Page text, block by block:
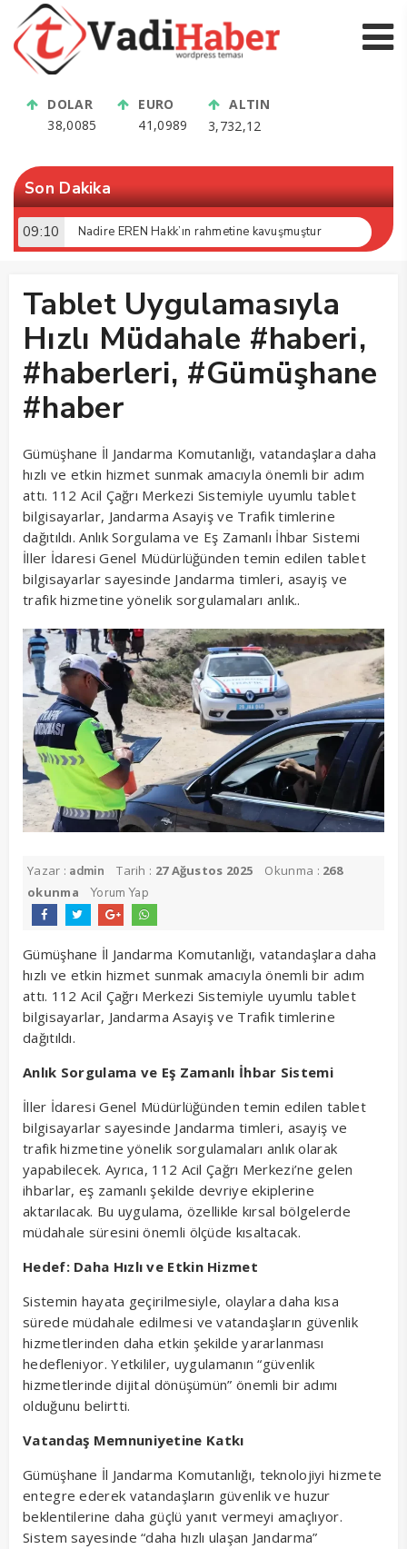
DOLAR
38,0085
EURO
41,0989
ALTIN
3,732,12
Son Dakika
09:10 Nadire EREN Hakk’ın rahmetine kavuşmuştur
Tablet Uygulamasıyla
Hızlı Müdahale #haberi,
#haberleri, #Gümüşhane
#haber
Gümüşhane İl Jandarma Komutanlığı, vatandaşlara daha
hızlı ve etkin hizmet sunmak amacıyla önemli bir adım
attı. 112 Acil Çağrı Merkezi Sistemiyle uyumlu tablet
bilgisayarlar, Jandarma Asayiş ve Trafik timlerine
dağıtıldı. Anlık Sorgulama ve Eş Zamanlı İhbar Sistemi
İller İdaresi Genel Müdürlüğünden temin edilen tablet
bilgisayarlar sayesinde Jandarma timleri, asayiş ve
trafik hizmetine yönelik sorgulamaları anlık..
Yazar : admin Tarih : 27 Ağustos 2025 Okunma : 268
okunma
Yorum Yap
Gümüşhane İl Jandarma Komutanlığı, vatandaşlara daha
hızlı ve etkin hizmet sunmak amacıyla önemli bir adım
attı. 112 Acil Çağrı Merkezi Sistemiyle uyumlu tablet
bilgisayarlar, Jandarma Asayiş ve Trafik timlerine
dağıtıldı.
Anlık Sorgulama ve Eş Zamanlı İhbar Sistemi
İller İdaresi Genel Müdürlüğünden temin edilen tablet
bilgisayarlar sayesinde Jandarma timleri, asayiş ve
trafik hizmetine yönelik sorgulamaları anlık olarak
yapabilecek. Ayrıca, 112 Acil Çağrı Merkezi’ne gelen
ihbarlar, eş zamanlı şekilde devriye ekiplerine
aktarılacak. Bu uygulama, özellikle kırsal bölgelerde
müdahale süresini önemli ölçüde kısaltacak.
Hedef: Daha Hızlı ve Etkin Hizmet
Sistemin hayata geçirilmesiyle, olaylara daha kısa
sürede müdahale edilmesi ve vatandaşların güvenlik
hizmetlerinden daha etkin şekilde yararlanması
hedefleniyor. Yetkililer, uygulamanın “güvenlik
hizmetlerinde dijital dönüşümün” önemli bir adımı
olduğunu belirtti.
Vatandaş Memnuniyetine Katkı
Gümüşhane İl Jandarma Komutanlığı, teknolojiyi hizmete
entegre ederek vatandaşların güvenlik ve huzur
beklentilerine daha güçlü yanıt vermeyi amaçlıyor.
Sistem sayesinde “daha hızlı ulaşan Jandarma”